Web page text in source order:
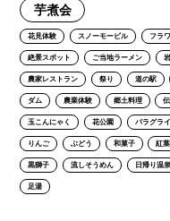
芋煮会
花見体験 スノーモービル フラ
絶景スポット ご当地ラーメン
農家レストラン 祭り 道の駅
ダム 農業体験 郷土料理
玉こんにゃく 花公園 パラグラ
りんご ぶどう 和菓子 紅
黒獅子 流しそうめん 日帰り温泉
足湯